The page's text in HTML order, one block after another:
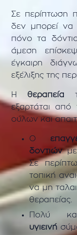
Σε περίπτωση
δεν μπορεί να
πόνο τα
άμεση
έγκαιρη
εξέλιξης της
Η θεραπεία
εξαρτάται
ούλων και
Ο
δοντιώνμε
Σε
τοπική
να μη
θεραπείας.
Πολύ
υγιεινή